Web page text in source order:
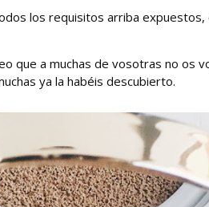
los requisitos arriba expuestos,
que a muchas de vosotras no os
ya la habéis descubierto.